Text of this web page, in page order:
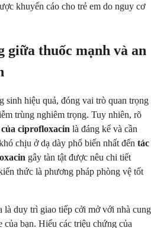
khuyến cáo cho trẻ em do nguy cơ
giữa thuốc mạnh và an
sinh hiệu quả, đóng vai trò quan trọng
trùng nghiêm trọng. Tuy nhiên, rõ
ciprofloxacin là đáng kể và cần
chịu ở dạ dày phổ biến nhất đến tác
gây tàn tật được nêu chi tiết
thức là phương pháp phòng vệ tốt
là duy trì giao tiếp cởi mở với nhà cung
của bạn. Hiểu các triệu chứng của